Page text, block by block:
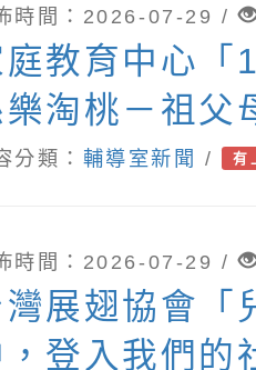
時間：2026-07-29 /
庭教育中心「
樂淘桃－祖父
」
分類： 輔導室新聞 / 有
時間：2026-07-29 /
灣展翅協會「
，登入我們的